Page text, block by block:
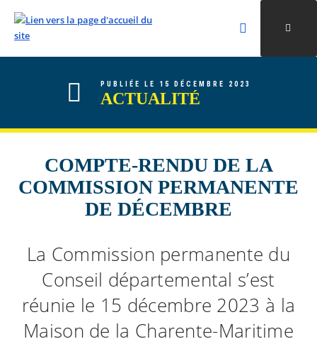
ALLER AU CONTENU
ALLER AU MENU
ALLER À LA RECHERCHE
Rechercher
Valider la
PUBLIÉE LE 15 DÉCEMBRE 2023
ACTUALITÉ
COMPTE-RENDU DE LA
COMMISSION PERMANENTE
DE DÉCEMBRE
La Commission permanente du
Conseil départemental s’est
réunie le 15 décembre 2023 à la
Maison de la Charente-Maritime